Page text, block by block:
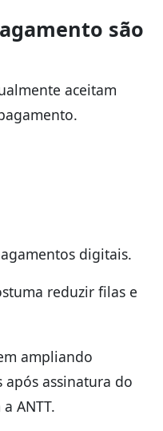
são
aceitam
digitais.
reduzir filas e
ampliando
após assinatura do
ANTT.